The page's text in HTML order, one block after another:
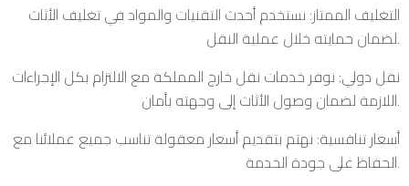
التغليف الممتاز: نستخدم أحدث التقنيات والمواد في تغليف الأثاث
لضمان حمايته خلال عملية النقل.
نقل دولي: نوفر خدمات نقل خارج المملكة مع الالتزام بكل الإجراءات
اللازمة لضمان وصول الأثاث إلى وجهته بأمان.
أسعار تنافسية: نهتم بتقديم أسعار معقولة تناسب جميع عملائنا مع
الحفاظ على جودة الخدمة.